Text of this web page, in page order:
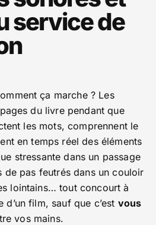
service de
ça marche ? Les
du livre pendant que
les mots, comprennent le
en temps réel des éléments
stressante dans un passage
de pas feutrés dans un couloir
lointains… tout concourt à
film, sauf que c’est vous
vos mains.